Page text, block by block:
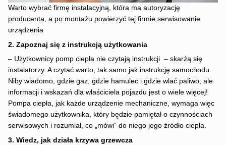
Warto wybrać firmę instalacyjną, która ma autoryzację
producenta, a po montażu powierzyć tej firmie serwisowanie
urządzenia
2. Zapoznaj się z instrukcją użytkowania
– Użytkownicy pomp ciepła nie czytają instrukcji – skarżą się
instalatorzy. A czytać warto, tak samo jak instrukcję samochodu.
Niby wiadomo, gdzie gaz, gdzie hamulec i gdzie wlać paliwo, ale
informacji i wskazań dla właściciela pojazdu jest o wiele więcej!
Pompa ciepła, jak każde urządzenie mechaniczne, wymaga więc
świadomego użytkownika, który będzie pamiętał o czynnościach
serwisowych i rozumiał, co „mówi” do niego jego źródło ciepła.
3. Wiedz, jak działa krzywa grzewcza